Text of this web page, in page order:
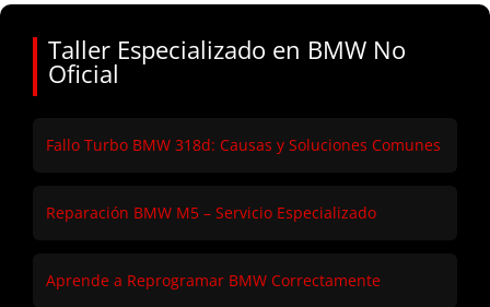
Taller Especializado en BMW No
Oficial
Fallo Turbo BMW 318d: Causas y Soluciones Comunes
Reparación BMW M5 – Servicio Especializado
Aprende a Reprogramar BMW Correctamente